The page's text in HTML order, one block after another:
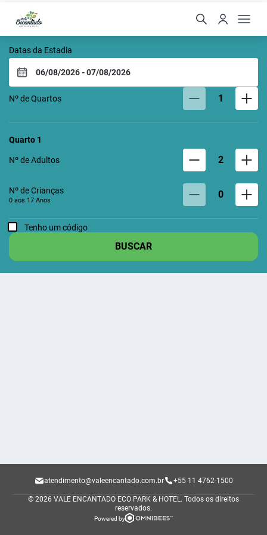
VALE ENCANTADO
Datas da Estadia
Nº de Quartos 1
Quarto 1
Nº de Adultos 2
Nº de Crianças
0 aos 17 Anos 0
Tenho um código
BUSCAR
atendimento@valeencantado.com.br +55 11 4762-1500
© 2026 VALE ENCANTADO ECO PARK & HOTEL. Todos os direitos
reservados.
Powered by